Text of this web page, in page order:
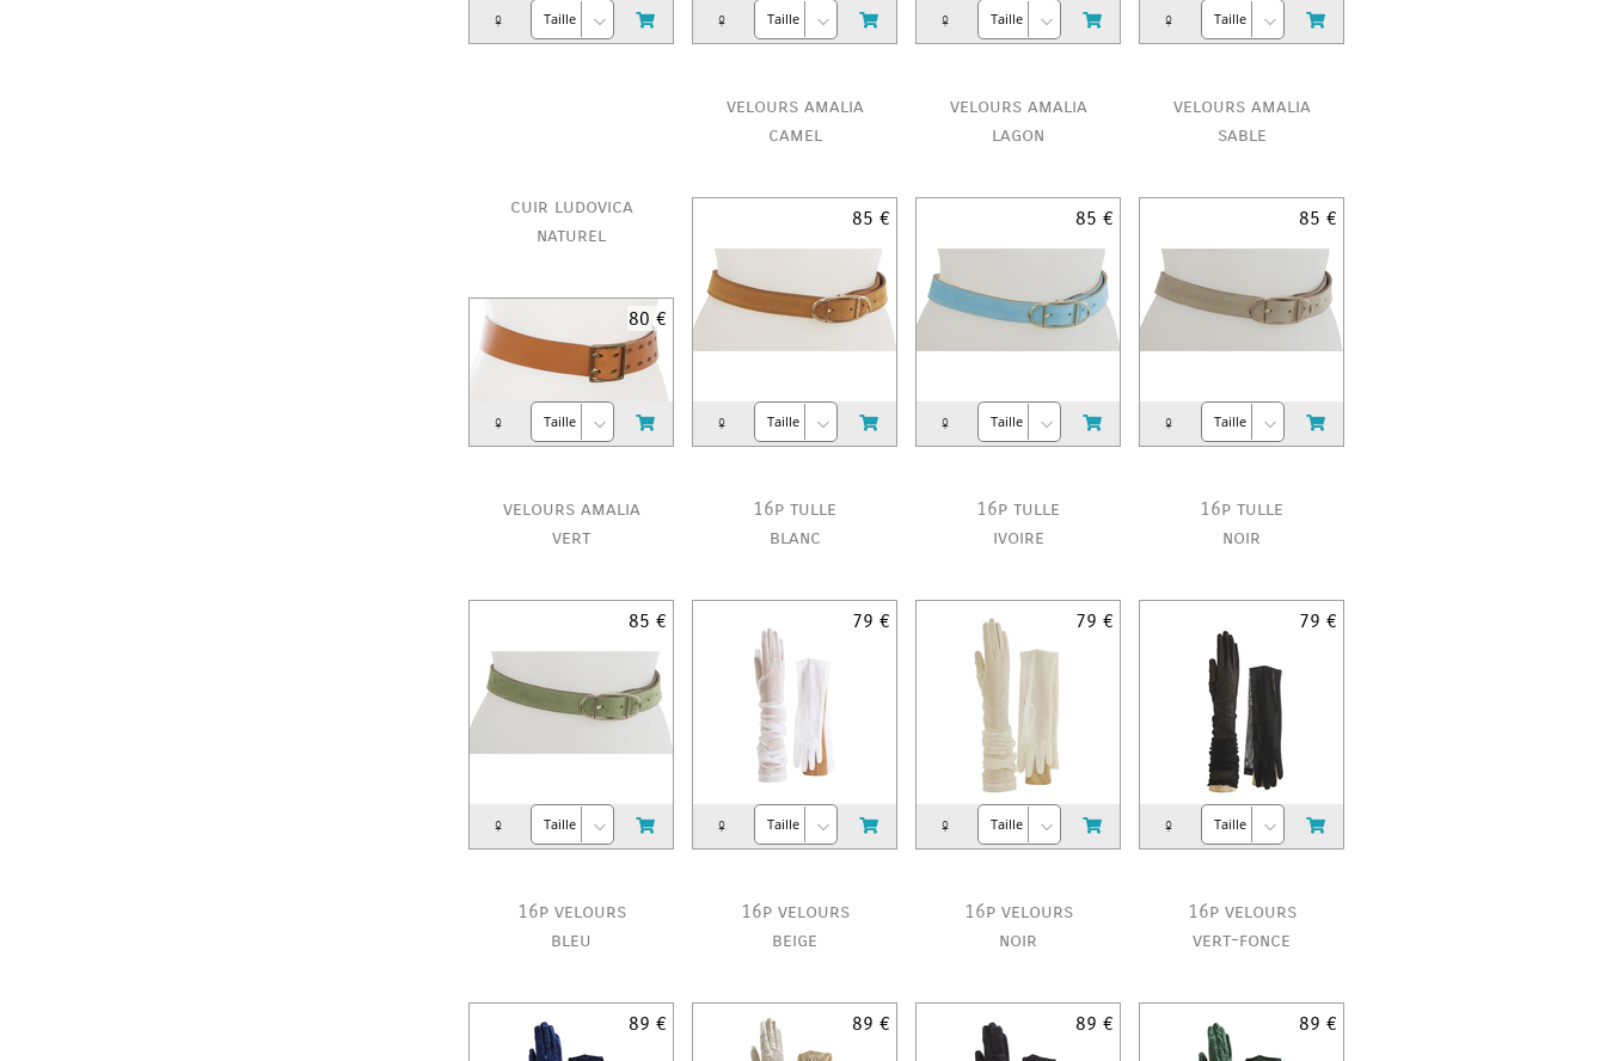
♀ ♀ ♀ ♀
cuir ludovica
naturel
80 €
♀
velours amalia
camel
85 €
♀
velours amalia
lagon
85 €
♀
velours amalia
sable
85 €
♀
velours amalia
vert
85 €
♀
16p tulle
blanc
79 €
♀
16p tulle
ivoire
79 €
♀
16p tulle
noir
79 €
♀
16p velours
bleu
89 €
16p velours
beige
89 €
16p velours
noir
89 €
16p velours
vert-fonce
89 €